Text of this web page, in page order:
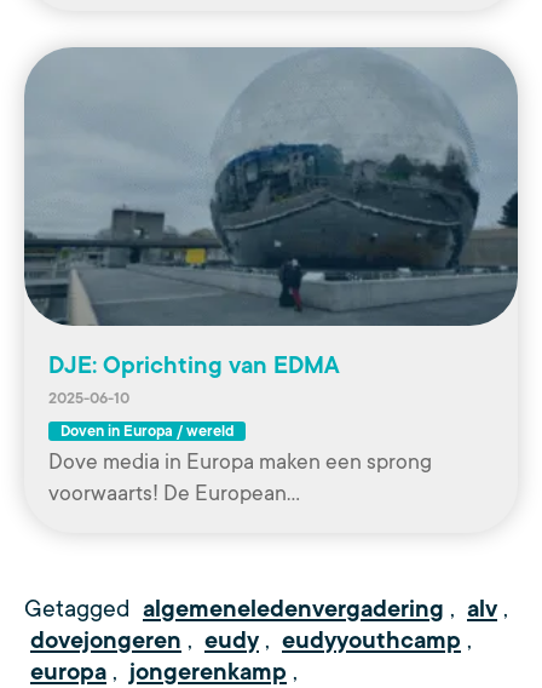
DJE: Oprichting van EDMA
2025-06-10
Doven in Europa / wereld
Dove media in Europa maken een sprong
voorwaarts! De European…
Getagged algemeneledenvergadering , alv ,
dovejongeren , eudy , eudyyouthcamp ,
europa , jongerenkamp ,